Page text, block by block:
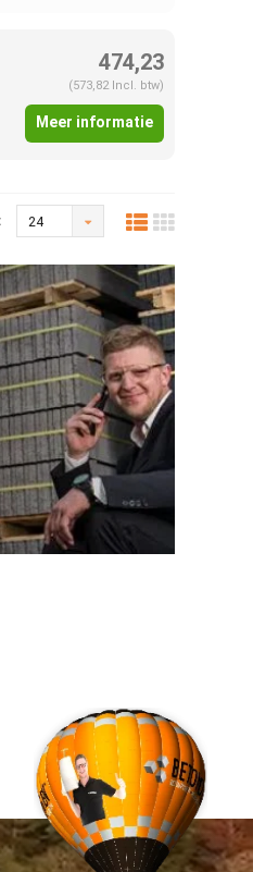
474,23
(573,82 Incl. btw)
Meer informatie
24